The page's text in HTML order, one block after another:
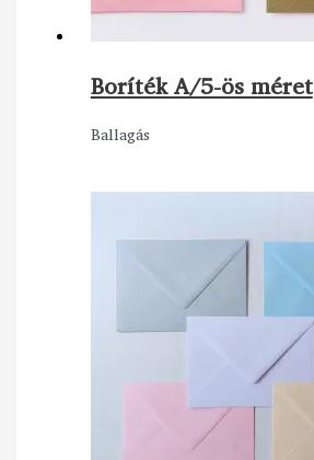
Boríték A/5-ös méret
Ballagás